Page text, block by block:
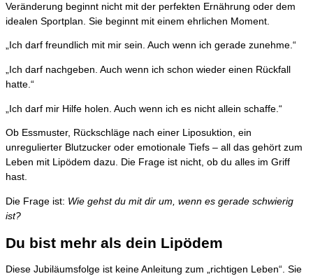
Veränderung beginnt nicht mit der perfekten Ernährung oder dem
idealen Sportplan. Sie beginnt mit einem ehrlichen Moment.
„Ich darf freundlich mit mir sein. Auch wenn ich gerade zunehme.“
„Ich darf nachgeben. Auch wenn ich schon wieder einen Rückfall
hatte.“
„Ich darf mir Hilfe holen. Auch wenn ich es nicht allein schaffe.“
Ob Essmuster, Rückschläge nach einer Liposuktion, ein
unregulierter Blutzucker oder emotionale Tiefs – all das gehört zum
Leben mit Lipödem dazu. Die Frage ist nicht, ob du alles im Griff
hast.
Die Frage ist: Wie gehst du mit dir um, wenn es gerade schwierig
ist?
Du bist mehr als dein Lipödem
Diese Jubiläumsfolge ist keine Anleitung zum „richtigen Leben“. Sie